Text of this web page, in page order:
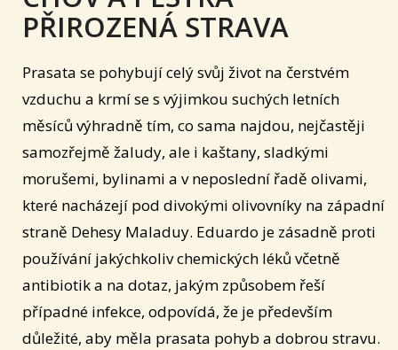
PŘIROZENÁ STRAVA
Prasata se pohybují celý svůj život na čerstvém
vzduchu a krmí se s výjimkou suchých letních
měsíců výhradně tím, co sama najdou, nejčastěji
samozřejmě žaludy, ale i kaštany, sladkými
morušemi, bylinami a v neposlední řadě olivami,
které nacházejí pod divokými olivovníky na západní
straně Dehesy Maladuy. Eduardo je zásadně proti
používání jakýchkoliv chemických léků včetně
antibiotik a na dotaz, jakým způsobem řeší
případné infekce, odpovídá, že je především
důležité, aby měla prasata pohyb a dobrou stravu.